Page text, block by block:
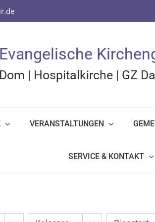
Evangelische
Dom | Hospitalkirche | GZ
VERANSTALTUNGEN
SERVICE & KONTAKT